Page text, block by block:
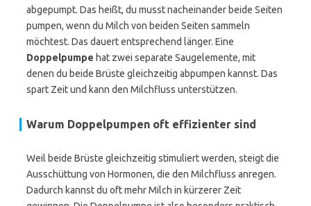
abgepumpt. Das heißt, du musst nacheinander beide Seiten
pumpen, wenn du Milch von beiden Seiten sammeln
möchtest. Das dauert entsprechend länger. Eine
Doppelpumpe hat zwei separate Saugelemente, mit
denen du beide Brüste gleichzeitig abpumpen kannst. Das
spart Zeit und kann den Milchfluss unterstützen.
Warum Doppelpumpen oft effizienter sind
Weil beide Brüste gleichzeitig stimuliert werden, steigt die
Ausschüttung von Hormonen, die den Milchfluss anregen.
Dadurch kannst du oft mehr Milch in kürzerer Zeit